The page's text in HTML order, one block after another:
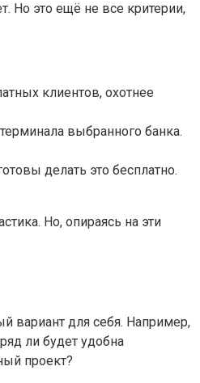
Но это ещё не все критерии,
клиентов, охотнее
выбранного банка.
делать это бесплатно.
Но, опираясь на эти
вариант для себя. Например,
ли будет удобна
проект?